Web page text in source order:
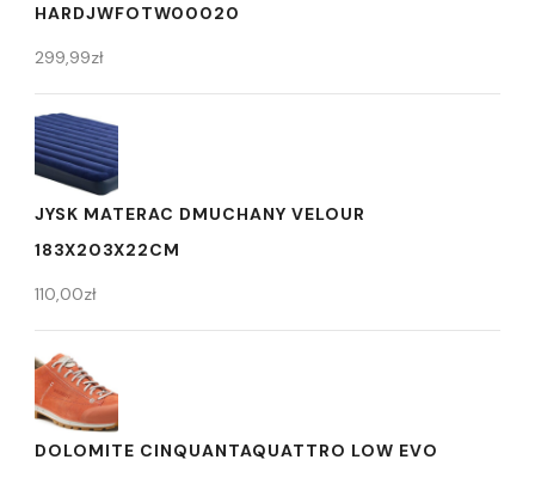
HARDJWFOTW00020
299,99zł
JYSK MATERAC DMUCHANY VELOUR
183X203X22CM
110,00zł
DOLOMITE CINQUANTAQUATTRO LOW EVO